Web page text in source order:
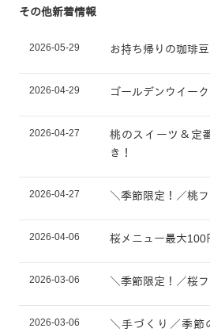
その他新着情報
2026-05-29 お持ち帰りの珈琲
2026-04-29 ゴールデンウイー
2026-04-27
桃のスイーツ＆定
き！
2026-04-27 ＼季節限定！／桃
2026-04-06 桜メニュー最大100
2026-03-06 ＼季節限定！／桜
2026-03-06
＼手づくり／季節